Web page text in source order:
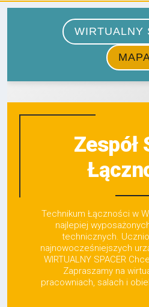
Zespół
Technikum Łączności w
najlepiej
technicznych.
najnowocześniejszych
WIRTUALNY SPACER
Zapraszamy na
pracowniach, salach i